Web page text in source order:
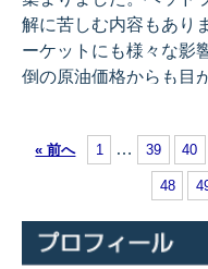
解に苦しむ内容もあり
ーケットにも様々な影
倒の原油価格からも目
ンフレの推移にも影
す。 ●先週のマーケット ・米英欧は脱緩和 ●先週の米
国経済統計（結果）
12月 ４. 新規失業保
« 前へ 1 … 39 40
48